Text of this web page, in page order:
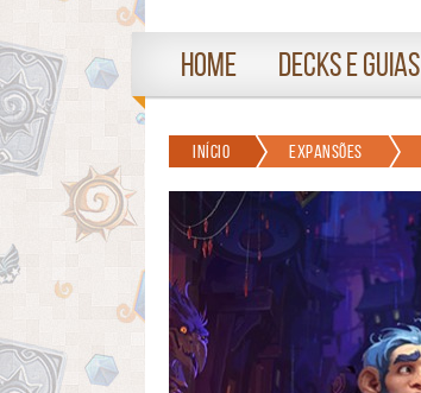
Home Decks e Guias
Início Expansões